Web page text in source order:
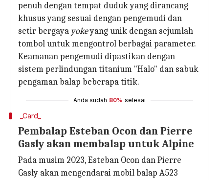
penuh dengan tempat duduk yang dirancang
khusus yang sesuai dengan pengemudi dan
setir bergaya yokeyang unik dengan sejumlah
tombol untuk mengontrol berbagai parameter.
Keamanan pengemudi dipastikan dengan
sistem perlindungan titanium "Halo" dan sabuk
pengaman balap beberapa titik.
Anda sudah 80% selesai
_Card_
Pembalap Esteban Ocon dan Pierre
Gasly akan membalap untuk Alpine
Pada musim 2023, Esteban Ocon dan Pierre
Gasly akan mengendarai mobil balap A523